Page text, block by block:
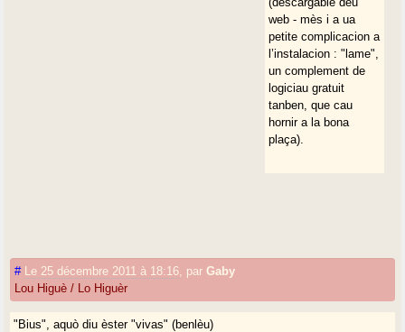
web - mès i a ua
petite complicacion a
l’instalacion : "lame",
un complement de
logiciau gratuit
tanben, que cau
hornir a la bona
plaça).
# Le 25 décembre 2011 à 18:16 parGaby
Lou Higuè / Lo Higuèr
"Bius", aquò diu èster "vivas" (benlèu)